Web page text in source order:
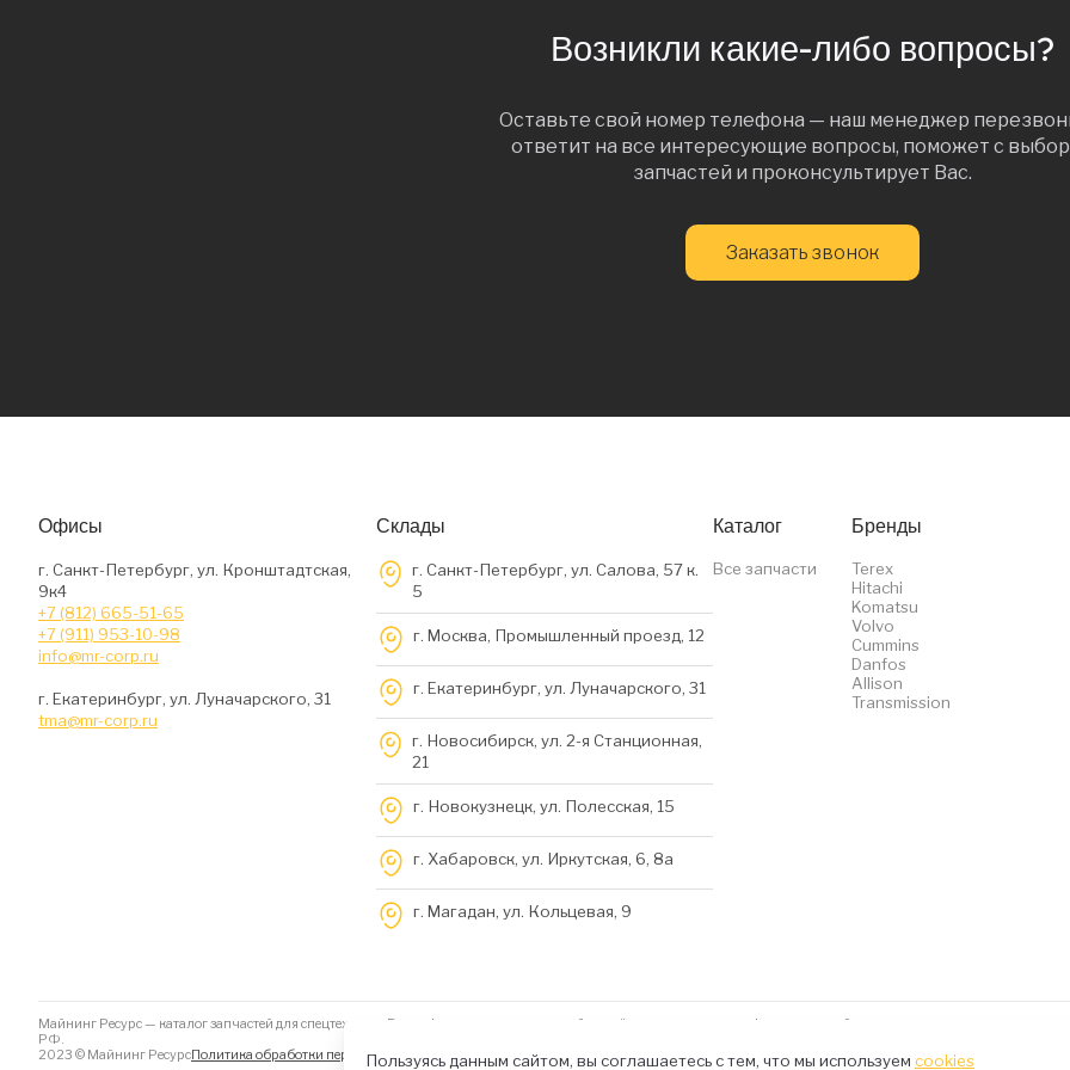
Пользуясь данным сайтом, вы соглашаетесь с тем, что мы используем cookies
Возникли какие-либо вопросы?
Оставьте свой номер телефона — наш менеджер
ответит на все интересующие вопросы, поможет с
запчастей и проконсультирует Вас.
Заказать звонок
Офисы
г. Санкт-Петербург, ул. Кронштадтская,
9к4
+7 (812) 665-51-65
+7 (911) 953-10-98
info@mr-corp.ru
г. Екатеринбург, ул. Луначарского, 31
tma@mr-corp.ru
Склады
г. Санкт-Петербург, ул. Салова, 57 к.
5
г. Москва, Промышленный проезд, 12
г. Екатеринбург, ул. Луначарского, 31
г. Новосибирск, ул. 2-я Станционная,
21
г. Новокузнецк, ул. Полесская, 15
г. Хабаровск, ул. Иркутская, 6, 8a
г. Магадан, ул. Кольцевая, 9
Каталог
Все запчасти
Бренды
Terex
Hitachi
Komatsu
Volvo
Cummins
Danfos
Allison
Transmission
Майнинг Ресурс — каталог запчастей для спецтехники. Вся информация на данном сайте несёт исключительно информационный характер и ни при каких
РФ.
2023 © Майнинг РесурсПолитика обработки персональных данныхФайлы Cookies